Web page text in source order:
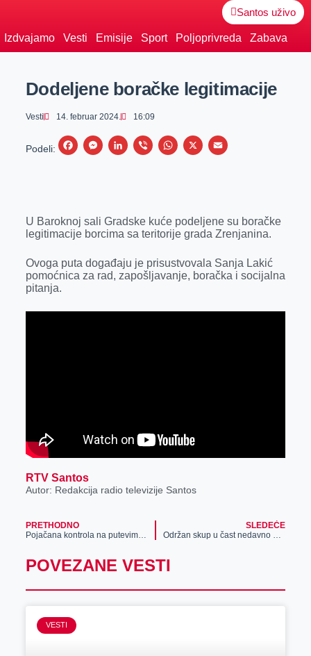
Santos uživo
Izdvajamo Vesti Emisije Sport Poljoprivreda Zabava
Dodeljene boračke legitimacije
Vesti 14. februar 2024. 16:09
Podeli:
F
b
o
k
M
e
g
e
L
e
I
n
V
r
W
s
A
p
p
X
E
l
U Baroknoj sali Gradske kuće podeljene su boračke
legitimacije borcima sa teritorije grada Zrenjanina.
Ovoga puta događaju je prisustvovala Sanja Lakić
pomoćnica za rad, zapošljavanje, boračka i socijalna
pitanja.
RTV Santos
Autor: Redakcija radio televizije Santos
PRETHODNO
Pojačana kontrola na putevima povodom manifestacije „Sveti Trifun“ u Melencima
SLEDEĆE
POVEZANE VESTI
VESTI